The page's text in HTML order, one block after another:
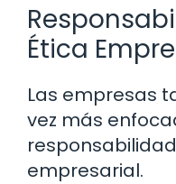
Ética
Las empresas
vez más
empresarial.